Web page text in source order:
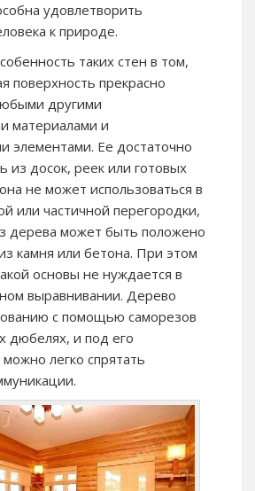
удовлетворить
к природе.
таких стен в том,
поверхность прекрасно
другими
материалами и
элементами. Ее достаточно
из досок, реек или готовых
не может использоваться в
или частичной перегородки,
дерева может быть положено
камня или бетона. При этом
основы не нуждается в
выравнивании. Дерево
с помощью саморезов
дюбелях, и под его
легко спрятать